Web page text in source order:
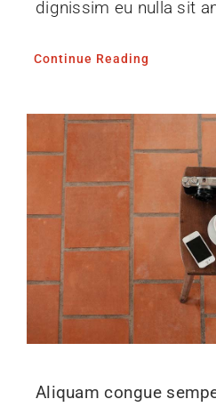
dignissim eu nulla sit
Continue Reading
Aliquam congue